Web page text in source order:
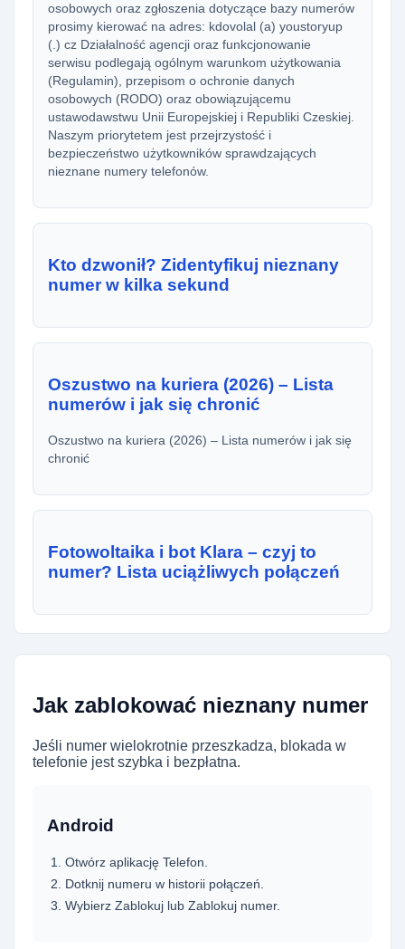
osobowych oraz zgłoszenia dotyczące bazy numerów
prosimy kierować na adres: kdovolal (a) youstoryup
(.) cz Działalność agencji oraz funkcjonowanie
serwisu podlegają ogólnym warunkom użytkowania
(Regulamin), przepisom o ochronie danych
osobowych (RODO) oraz obowiązującemu
ustawodawstwu Unii Europejskiej i Republiki Czeskiej.
Naszym priorytetem jest przejrzystość i
bezpieczeństwo użytkowników sprawdzających
nieznane numery telefonów.
Kto dzwonił? Zidentyfikuj nieznany
numer w kilka sekund
Oszustwo na kuriera (2026) – Lista
numerów i jak się chronić
Oszustwo na kuriera (2026) – Lista numerów i jak się
chronić
Fotowoltaika i bot Klara – czyj to
numer? Lista uciążliwych połączeń
Jak zablokować nieznany numer
Jeśli numer wielokrotnie przeszkadza, blokada w
telefonie jest szybka i bezpłatna.
Android
Otwórz aplikację Telefon.
Dotknij numeru w historii połączeń.
Wybierz Zablokuj lub Zablokuj numer.